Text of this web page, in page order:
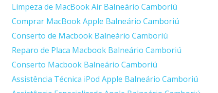
Limpeza de MacBook Air Balneário Camboriú
Comprar MacBook Apple Balneário Camboriú
Conserto de Macbook Balneário Camboriú
Reparo de Placa Macbook Balneário Camboriú
Conserto Macbook Balneário Camboriú
Assistência Técnica iPod Apple Balneário Camboriú